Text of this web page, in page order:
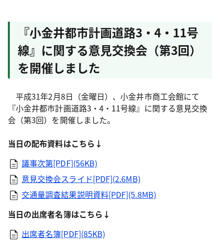
『小金井都市計画道路3・4・11号
線』に関する意見交換会（第3回）
を開催しました
平成31年2月8日（金曜日）、小金井市商工会館にて
『小金井都市計画道路3・4・11号線』に関する意見交換
会（第3回）を開催しました。
当日の配布資料はこちら↓
議事次第[PDF](56KB)
意見交換会スライド[PDF](2.6MB)
交通量調査結果説明資料[PDF](5.8MB)
当日の出席者名簿はこちら↓
出席者名簿[PDF](85KB)